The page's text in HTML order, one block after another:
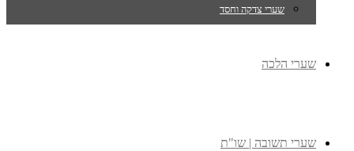
שערי צדקה וחסד
שערי הלכה
שערי תשובה | שו"ת